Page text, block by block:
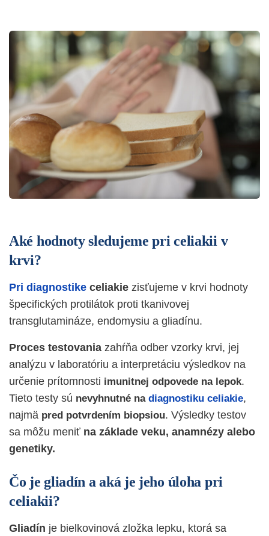
Aké hodnoty sledujeme pri celiakii v
krvi?
Pri diagnostike celiakie zisťujeme v krvi hodnoty
špecifických protilátok proti tkanivovej
transglutamináze, endomysiu a gliadínu.
Proces testovania zahŕňa odber vzorky krvi, jej
analýzu v laboratóriu a interpretáciu výsledkov na
určenie prítomnosti imunitnej odpovede na lepok.
Tieto testy sú nevyhnutné na diagnostiku celiakie,
najmä pred potvrdením biopsiou. Výsledky testov
sa môžu meniť na základe veku, anamnézy alebo
genetiky.
Čo je gliadín a aká je jeho úloha pri
celiakii?
Gliadín je bielkovinová zložka lepku, ktorá sa